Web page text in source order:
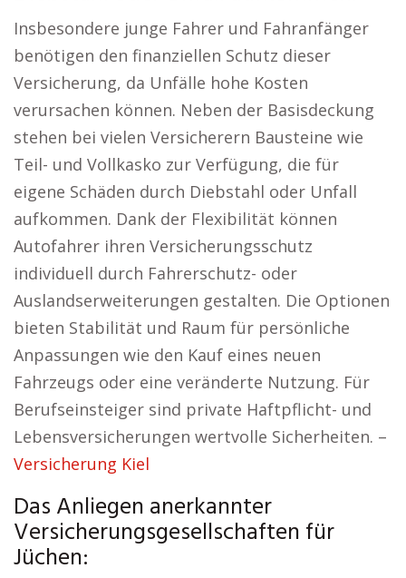
Insbesondere junge Fahrer und Fahranfänger
benötigen den finanziellen Schutz dieser
Versicherung, da Unfälle hohe Kosten
verursachen können. Neben der Basisdeckung
stehen bei vielen Versicherern Bausteine wie
Teil- und Vollkasko zur Verfügung, die für
eigene Schäden durch Diebstahl oder Unfall
aufkommen. Dank der Flexibilität können
Autofahrer ihren Versicherungsschutz
individuell durch Fahrerschutz- oder
Auslandserweiterungen gestalten. Die Optionen
bieten Stabilität und Raum für persönliche
Anpassungen wie den Kauf eines neuen
Fahrzeugs oder eine veränderte Nutzung. Für
Berufseinsteiger sind private Haftpflicht- und
Lebensversicherungen wertvolle Sicherheiten. –
Versicherung Kiel
Das Anliegen anerkannter
Versicherungsgesellschaften für
Jüchen: